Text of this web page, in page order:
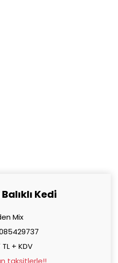
Kedi
Mix
TL + KDV
taksitlerle!!